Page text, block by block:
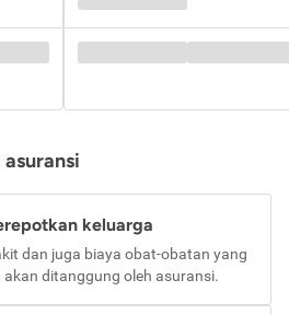
keluarga
dan juga biaya obat-obatan yang
ditanggung oleh asuransi.